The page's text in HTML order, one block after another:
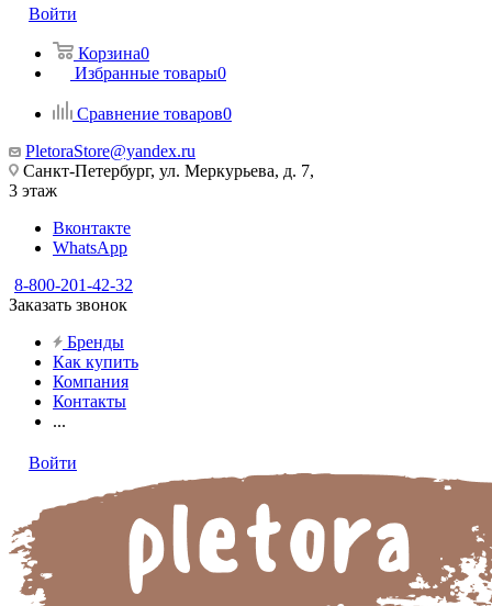
Войти
Корзина0
Избранные товары0
Сравнение товаров0
PletoraStore@yandex.ru
Санкт-Петербург, ул. Меркурьева, д. 7,
3 этаж
Вконтакте
WhatsApp
8-800-201-42-32
Заказать звонок
Бренды
Как купить
Компания
Контакты
...
Войти